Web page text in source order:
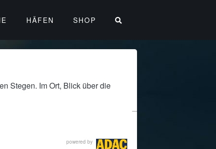
HÄFEN SHOP
Stegen. Im Ort, Blick über die
powered by